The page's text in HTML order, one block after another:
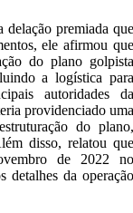
delação premiada que
ele afirmou que
do plano golpista
a logística para
autoridades da
providenciado uma
do plano,
disso, relatou que
de 2022 no
detalhes da operação